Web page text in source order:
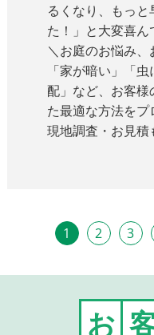
るくなり、もっ
た！」と大変喜ん
＼お庭のお悩み
「家が暗い」「
配」など、お客
た最適な方法をプ
現地調査・お見積
1 2 3
お